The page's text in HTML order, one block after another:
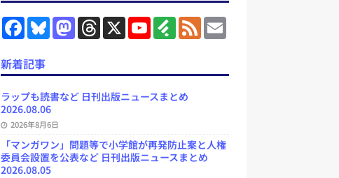
F
a
e
b
o
o
k
B
l
k
y
M
a
d
o
n
T
h
d
s
X
Y
o
b
C
n
e
F
e
y
F
e
E
m
新着記事
ラップも読書など 日刊出版ニュースまとめ
2026.08.06
2026年8月6日
「マンガワン」問題等で小学館が再発防止案と人権
委員会設置を公表など 日刊出版ニュースまとめ
2026.08.05